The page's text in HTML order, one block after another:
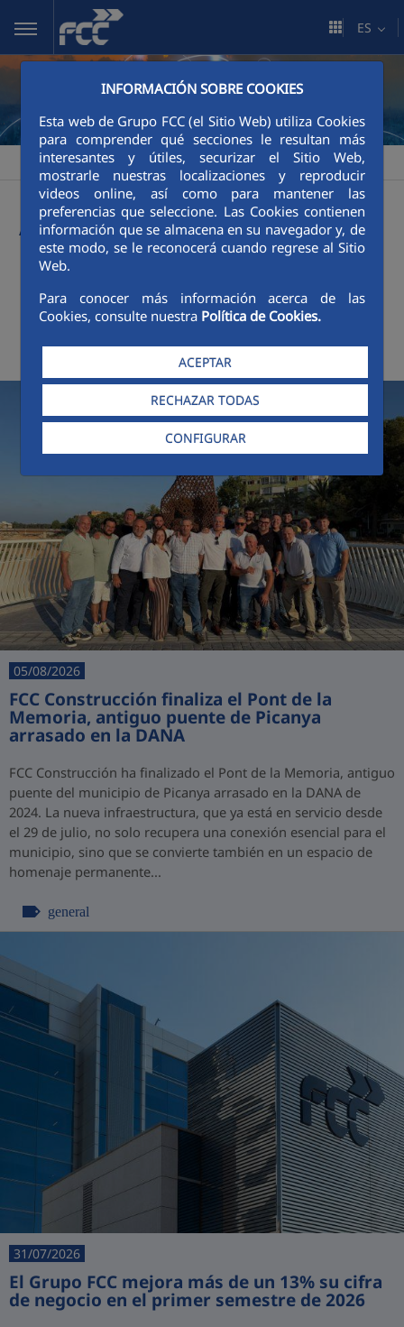
Saltar al contenido principal
INFORMACIÓN SOBRE COOKIES
Esta web de Grupo FCC (el Sitio Web) utiliza Cookies
para comprender qué secciones le resultan más
interesantes y útiles, securizar el Sitio Web,
mostrarle nuestras localizaciones y reproducir
videos online, así como para mantener las
preferencias que seleccione. Las Cookies contienen
información que se almacena en su navegador y, de
este modo, se le reconocerá cuando regrese al Sitio
Web.
Para conocer más información acerca de las
Cookies, consulte nuestra Política de Cookies.
ACEPTAR
RECHAZAR TODAS
CONFIGURAR
ES
FCC >Sala de comunicación >Actualidad
Actualidad
Últimas noticias
05/08/2026
FCC Construcción finaliza el Pont de la
Memoria, antiguo puente de Picanya
arrasado en la DANA
FCC Construcción ha finalizado el Pont de la Memoria, antiguo
puente del municipio de Picanya arrasado en la DANA de
2024. La nueva infraestructura, que ya está en servicio desde
el 29 de julio, no solo recupera una conexión esencial para el
municipio, sino que se convierte también en un espacio de
homenaje permanente...
general
31/07/2026
El Grupo FCC mejora más de un 13% su cifra
de negocio en el primer semestre de 2026